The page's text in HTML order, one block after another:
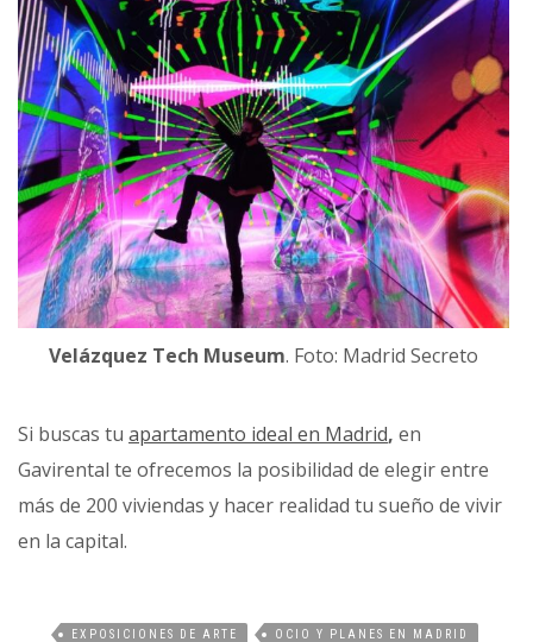
Velázquez Tech Museum. Foto: Madrid Secreto
Si buscas tu apartamento ideal en Madrid, en
Gavirental te ofrecemos la posibilidad de elegir entre
más de 200 viviendas y hacer realidad tu sueño de vivir
en la capital.
EXPOSICIONES DE ARTE OCIO Y PLANES EN MADRID